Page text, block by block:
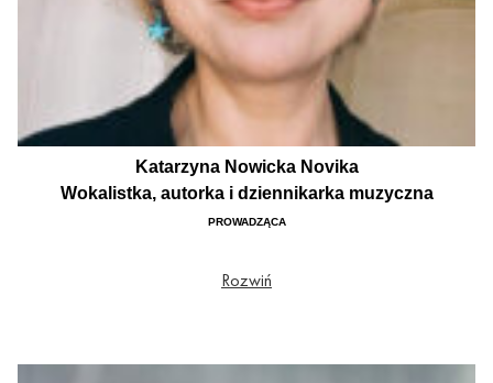
Katarzyna Nowicka Novika
Wokalistka, autorka i dziennikarka muzyczna
PROWADZĄCA
elektronicznej. Jako wokalistka zadebiutowała z zespołem Futro, później
jubileusz 20 lat obecności na scenie i z tej okazji wydała album z nowymi
Rozwiń